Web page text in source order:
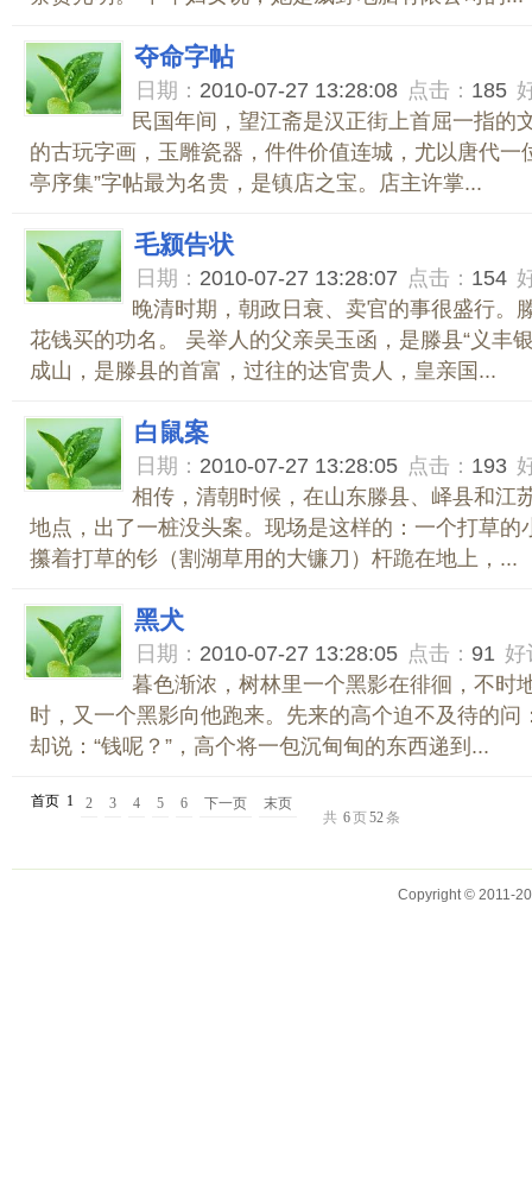
夺命字帖
日期： 2010-07-27 13:28:08 点击： 185
民国年间，望江斋是汉正街上首屈一指的
的古玩字画，玉雕瓷器，件件价值连城，尤以唐代一
亭序集”字帖最为名贵，是镇店之宝。店主许掌...
毛颍告状
日期： 2010-07-27 13:28:07 点击： 154
晚清时期，朝政日衰、卖官的事很盛行。
花钱买的功名。 吴举人的父亲吴玉函，是滕县“义丰
成山，是滕县的首富，过往的达官贵人，皇亲国...
白鼠案
日期： 2010-07-27 13:28:05 点击： 193
相传，清朝时候，在山东滕县、峄县和江
地点，出了一桩没头案。现场是这样的：一个打草的
攥着打草的钐（割湖草用的大镰刀）杆跪在地上，...
黑犬
日期： 2010-07-27 13:28:05 点击： 91 好
暮色渐浓，树林里一个黑影在徘徊，不时
时，又一个黑影向他跑来。先来的高个迫不及待的问
却说：“钱呢？”，高个将一包沉甸甸的东西递到...
首页 1 2 3 4 5 6 下一页
末页
共 6页52条
Copyright © 2011-